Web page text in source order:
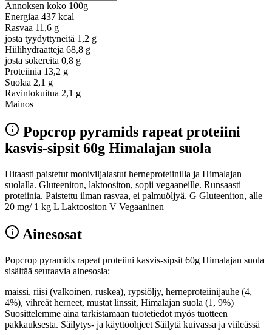
Annoksen koko 100g
Energiaa 437 kcal
Rasvaa 11,6 g
josta tyydyttyneitä 1,2 g
Hiilihydraatteja 68,8 g
josta sokereita 0,8 g
Proteiinia 13,2 g
Suolaa 2,1 g
Ravintokuitua 2,1 g
Mainos
Popcrop pyramids rapeat proteiini
kasvis-sipsit 60g Himalajan suola
Hitaasti paistetut moniviljalastut herneproteiinilla ja Himalajan
suolalla. Gluteeniton, laktoositon, sopii vegaaneille. Runsaasti
proteiinia. Paistettu ilman rasvaa, ei palmuöljyä. G Gluteeniton, alle
20 mg/ 1 kg L Laktoositon V Vegaaninen
Ainesosat
Popcrop pyramids rapeat proteiini kasvis-sipsit 60g Himalajan suola
sisältää seuraavia ainesosia:
maissi, riisi (valkoinen, ruskea), rypsiöljy, herneproteiinijauhe (4,
4%), vihreät herneet, mustat linssit, Himalajan suola (1, 9%)
Suosittelemme aina tarkistamaan tuotetiedot myös tuotteen
pakkauksesta. Säilytys- ja käyttöohjeet Säilytä kuivassa ja viileässä